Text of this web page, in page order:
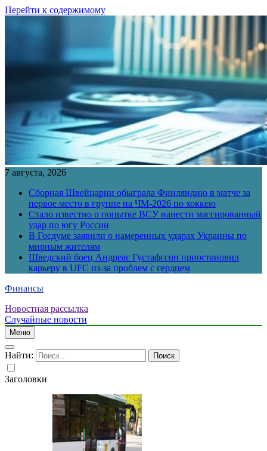
Перейти к содержимому
7 августа, 2026
Сборная Швейцарии обыграла Финляндию в матче за
первое место в группе на ЧМ-2026 по хоккею
Стало известно о попытке ВСУ нанести массированный
удар по югу России
В Госдуме заявили о намеренных ударах Украины по
мирным жителям
Шведский боец Андреас Густафссон приостановил
карьеру в UFC из-за проблем с сердцем
Финансы
Новостная рассылка
Случайные новости
Меню
Найти:
Заголовки